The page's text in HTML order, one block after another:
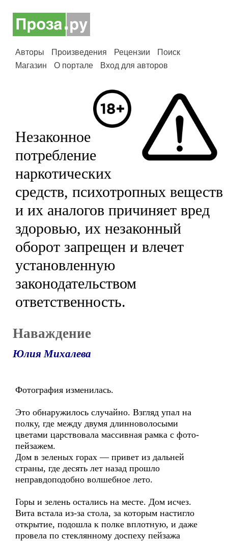
Авторы Произведения Рецензии
Поиск
Магазин
О портале Вход для авторов
Незаконное
потребление
наркотических
средств, психотропных веществ
и их аналогов причиняет вред
здоровью, их незаконный
оборот запрещен и влечет
установленную
законодательством
ответственность.
Наваждение
Юлия Михалева
Фотография изменилась.
Это обнаружилось случайно. Взгляд упал на
полку, где между двумя длинноволосыми
цветами царствовала массивная рамка с фото-
пейзажем.
Дом в зеленых горах — привет из дальней
страны, где десять лет назад прошло
неправдоподобно волшебное лето.
Горы и зелень остались на месте. Дом исчез.
Вита встала из-за стола, за которым настигло
открытие, подошла к полке вплотную, и даже
провела по стеклянному доспеху пейзажа